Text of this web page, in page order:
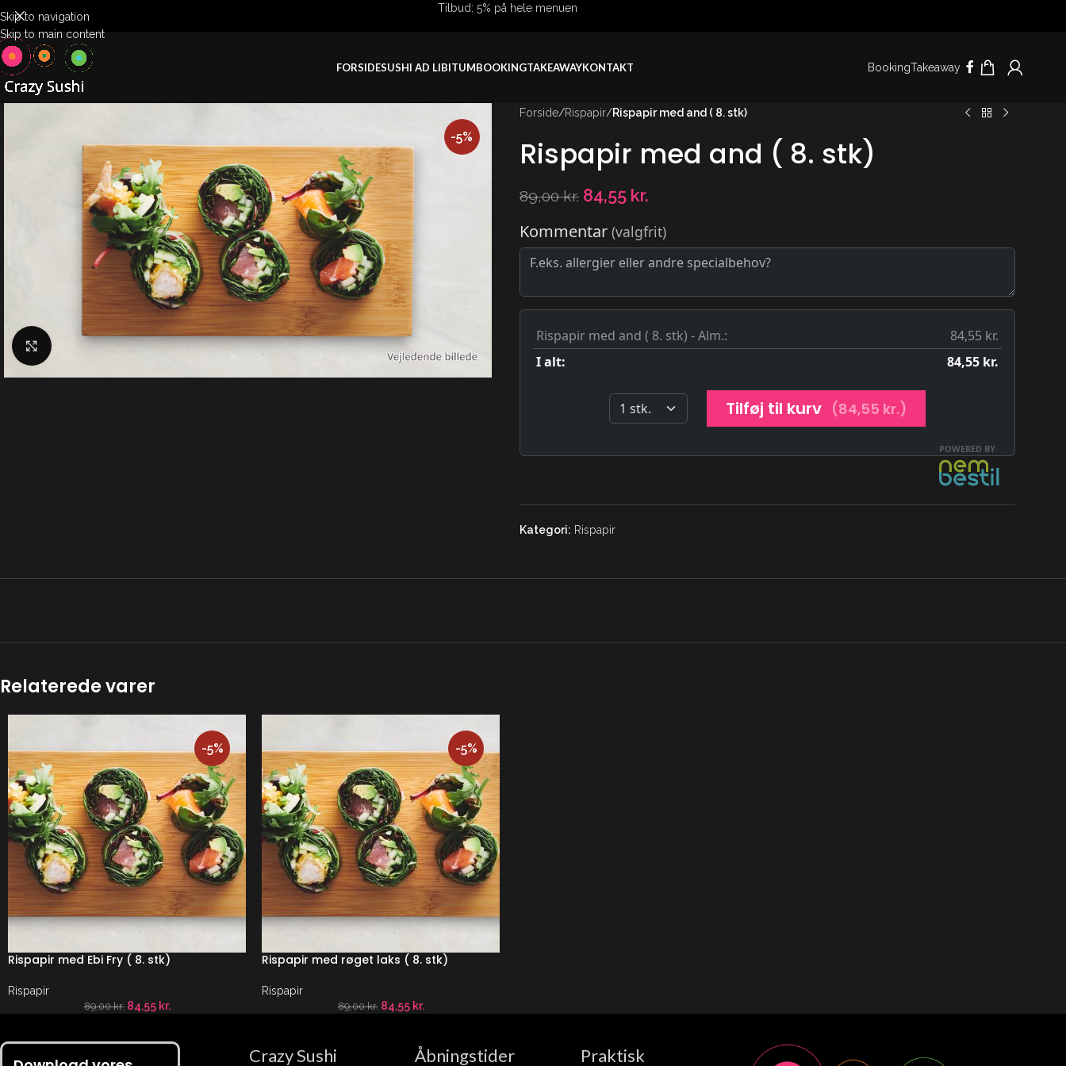
Skip to navigation
Skip to main content
Tilbud: 5% på hele menuen
FORSIDESUSHI AD LIBITUMBOOKINGTAKEAWAYKONTAKT BookingTakeaway
-5%
Klik for at forstørre
Forside/Rispapir/Rispapir med and ( 8. stk)
Rispapir med and ( 8. stk)
89,00kr. 84,55 kr.
Kategori: Rispapir
Relaterede varer
-5%
Rispapir med Ebi Fry ( 8. stk)
Rispapir
89,00kr. 84,55 kr.
-5%
Rispapir med røget laks ( 8. stk)
Rispapir
89,00kr. 84,55 kr.
Crazy Sushi Åbningstider Praktisk